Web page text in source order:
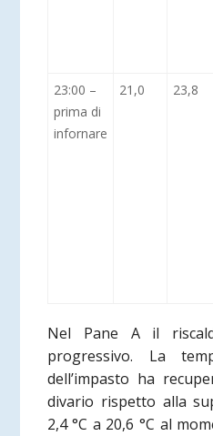
23:00 –
prima di
infornare
21,0 23,8
Nel Pane A il
progressivo. La
dell’impasto ha
divario rispetto alla
2,4 °C a 20,6 °C al